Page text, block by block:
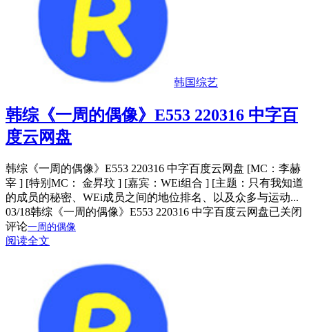
韩国综艺
韩综《一周的偶像》E553 220316 中字百
度云网盘
韩综《一周的偶像》E553 220316 中字百度云网盘 [MC：李赫
宰 ] [特别MC： 金昇玟 ] [嘉宾：WEi组合 ] [主题：只有我知道
的成员的秘密、WEi成员之间的地位排名、以及众多与运动...
03/18韩综《一周的偶像》E553 220316 中字百度云网盘已关闭
评论一周的偶像
阅读全文